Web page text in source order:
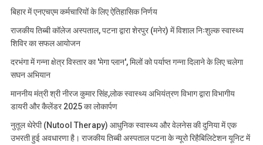
बिहार में एनएचएम कर्मचारियों के लिए ऐतिहासिक निर्णय
राजकीय तिब्बी कॉलेज अस्पताल, पटना द्वारा शेरपुर (मनेर) में विशाल निःशुल्क स्वास्थ्य
शिविर का सफल आयोजन
दरभंगा में गन्ना क्षेत्र विस्तार का 'मेगा प्लान', मिलों को पर्याप्त गन्ना दिलाने के लिए चलेगा
सघन अभियान
माननीय मंत्री श्री नीरज कुमार सिंह,लोक स्वास्थ्य अभियंत्रण विभाग द्वारा विभागीय
डायरी और कैलेंडर 2025 का लोकार्पण
नुतूल थेरेपी (Nutool Therapy) आधुनिक स्वास्थ्य और वेलनेस की दुनिया में एक
उभरती हुई अवधारणा है। राजकीय तिब्बी अस्पताल पटना के न्यूरो रिहैबिलिटेशन यूनिट में